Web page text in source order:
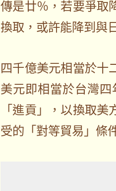
傳是廿％，若要爭取
換取，或許能降到與
四千億美元相當於十
美元即相當於台灣
「進貢」，以換取
受的「對等貿易」條